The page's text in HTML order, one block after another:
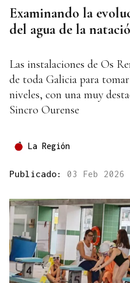
Examinando la
del agua de la
Las instalaciones de Os
de toda Galicia para
niveles, con una muy
Sincro Ourense
La Región
Publicado: 03 Feb